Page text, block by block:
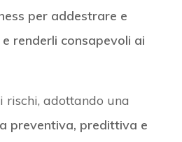
per addestrare e
renderli consapevoli ai
rischi, adottando una
preventiva, predittiva e